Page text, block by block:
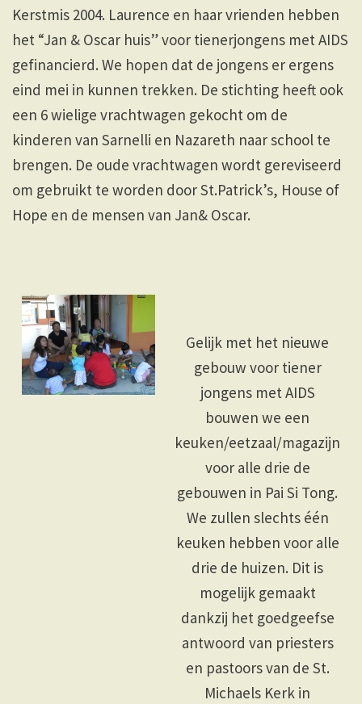
Kerstmis 2004. Laurence en haar vrienden hebben
het “Jan & Oscar huis” voor tienerjongens met AIDS
gefinancierd. We hopen dat de jongens er ergens
eind mei in kunnen trekken. De stichting heeft ook
een 6 wielige vrachtwagen gekocht om de
kinderen van Sarnelli en Nazareth naar school te
brengen. De oude vrachtwagen wordt gereviseerd
om gebruikt te worden door St.Patrick’s, House of
Hope en de mensen van Jan& Oscar.
Gelijk met het nieuwe
gebouw voor tiener
jongens met AIDS
bouwen we een
keuken/eetzaal/magazijn
voor alle drie de
gebouwen in Pai Si Tong.
We zullen slechts één
keuken hebben voor alle
drie de huizen. Dit is
mogelijk gemaakt
dankzij het goedgeefse
antwoord van priesters
en pastoors van de St.
Michaels Kerk in